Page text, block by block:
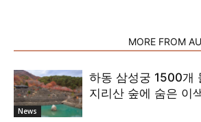
MORE FROM
News
하동 삼성궁 1500개
지리산 숲에 숨은 이